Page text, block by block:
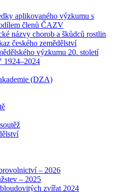
aplikovaného výzkumu s
členů ČAZV
názvy chorob a škůdců rostlin
českého zemědělství
výzkumu 20. století
1924–2024
(DZA)
– 2026
– 2025
zvířat 2024